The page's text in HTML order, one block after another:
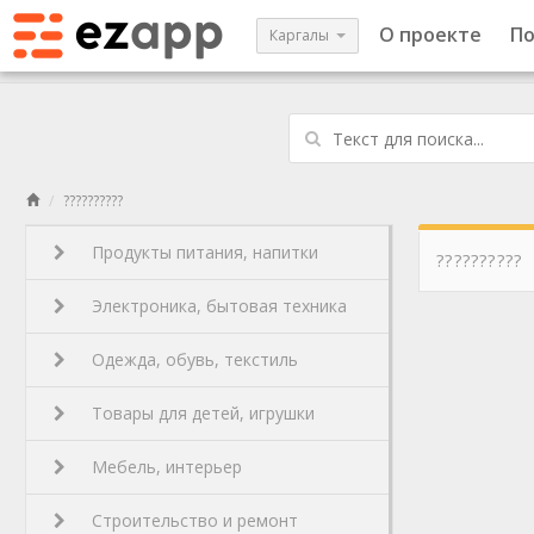
Каргалы О проекте
??????????
Продукты питания, напитки
Электроника, бытовая техника
Одежда, обувь, текстиль
Товары для детей, игрушки
Мебель, интерьер
Строительство и ремонт
??????????